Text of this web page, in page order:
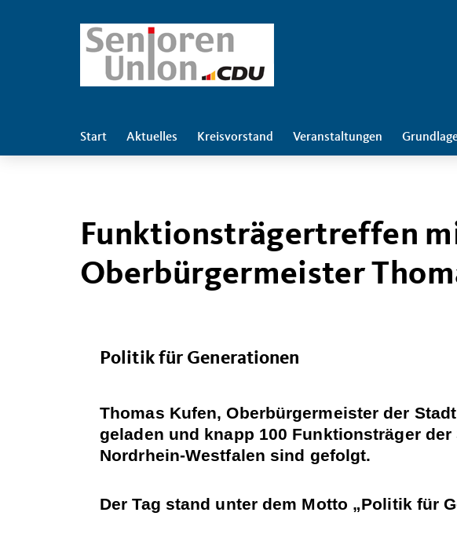
Start Aktuelles Kreisvorstand Veranstaltungen
Funktionsträgertreffen
Oberbürgermeister
Politik für Generationen
Thomas Kufen, Oberbürgermeister der
geladen und knapp 100 Funktionsträger der
Nordrhein-Westfalen sind gefolgt.
Der Tag stand unter dem Motto „Politik für